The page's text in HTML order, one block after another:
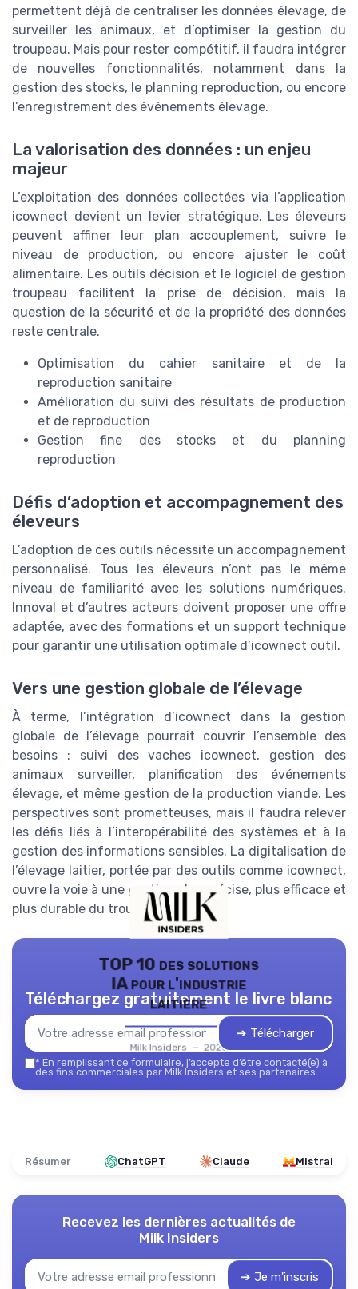
permettent déjà de centraliser les données élevage, de
surveiller les animaux, et d’optimiser la gestion du
troupeau. Mais pour rester compétitif, il faudra intégrer
de nouvelles fonctionnalités, notamment dans la
gestion des stocks, le planning reproduction, ou encore
l’enregistrement des événements élevage.
La valorisation des données : un enjeu
majeur
L’exploitation des données collectées via l’application
icownect devient un levier stratégique. Les éleveurs
peuvent affiner leur plan accouplement, suivre le
niveau de production, ou encore ajuster le coût
alimentaire. Les outils décision et le logiciel de gestion
troupeau facilitent la prise de décision, mais la
question de la sécurité et de la propriété des données
reste centrale.
Optimisation du cahier sanitaire et de la
reproduction sanitaire
Amélioration du suivi des résultats de production
et de reproduction
Gestion fine des stocks et du planning
reproduction
Défis d’adoption et accompagnement des
éleveurs
L’adoption de ces outils nécessite un accompagnement
personnalisé. Tous les éleveurs n’ont pas le même
niveau de familiarité avec les solutions numériques.
Innoval et d’autres acteurs doivent proposer une offre
adaptée, avec des formations et un support technique
pour garantir une utilisation optimale d’icownect outil.
Vers une gestion globale de l’élevage
À terme, l’intégration d’icownect dans la gestion
globale de l’élevage pourrait couvrir l’ensemble des
besoins : suivi des vaches icownect, gestion des
animaux surveiller, planification des événements
élevage, et même gestion de la production viande. Les
perspectives sont prometteuses, mais il faudra relever
les défis liés à l’interopérabilité des systèmes et à la
gestion des informations sensibles. La digitalisation de
l’élevage laitier, portée par des outils comme icownect,
ouvre la voie à une gestion plus précise, plus efficace et
plus durable du troupeau.
TOP 10 des solutions
IA pour l'industrie
laitière
Milk Insiders — 2026
Téléchargez gratuitement le livre blanc
➔ Télécharger
* En remplissant ce formulaire, j’accepte d’être contacté(e) à
des fins commerciales par Milk Insiders et ses partenaires.
Résumer ChatGPT Claude Mistral
Recevez les dernières actualités de
Milk Insiders
➔ Je m'inscris